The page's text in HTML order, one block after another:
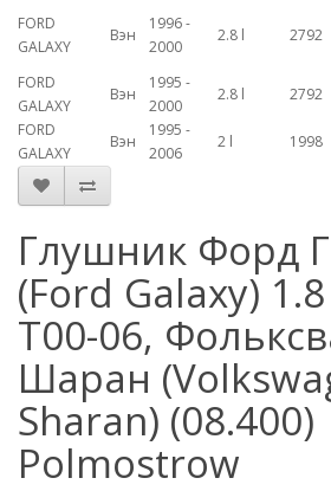
FORD
GALAXY
Вэн
1996 -
2000
2.8 l 2792
FORD
GALAXY
Вэн
1995 -
2000
2.8 l 2792
FORD
GALAXY
Вэн
1995 -
2006
2 l 1998
Глушник Форд
(Ford Galaxy)
T00-06,
Шаран
Sharan) (08.400)
Polmostrow